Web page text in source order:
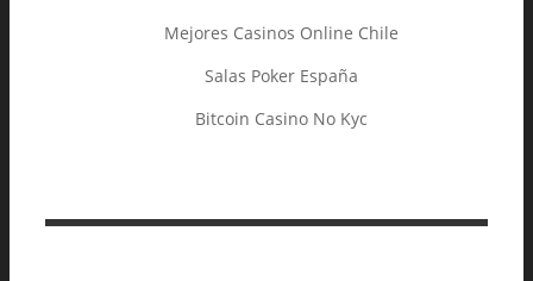
Mejores Casinos Online Chile
Salas Poker España
Bitcoin Casino No Kyc